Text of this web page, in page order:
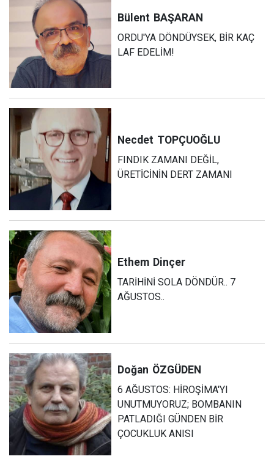
Bülent BAŞARAN
ORDU'YA DÖNDÜYSEK, BİR KAÇ
LAF EDELİM!
Necdet TOPÇUOĞLU
FINDIK ZAMANI DEĞİL,
ÜRETİCİNİN DERT ZAMANI
Ethem Dinçer
TARİHİNİ SOLA DÖNDÜR.. 7
AĞUSTOS..
Doğan ÖZGÜDEN
6 AĞUSTOS: HİROŞİMA'YI
UNUTMUYORUZ; BOMBANIN
PATLADIĞI GÜNDEN BİR
ÇOCUKLUK ANISI